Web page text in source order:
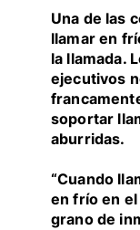
Una de las
llamar en
la llamada.
ejecutivos
soportar
aburridas.
“Cuando
en frío en
grano de